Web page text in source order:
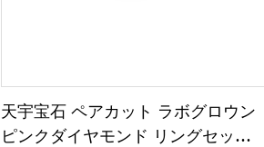
えています。
天宇宝石 ペアカット ラボグロウン
ピンクダイヤモンド リングセット